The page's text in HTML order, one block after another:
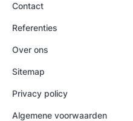
Contact
Referenties
Over ons
Sitemap
Privacy policy
Algemene voorwaarden